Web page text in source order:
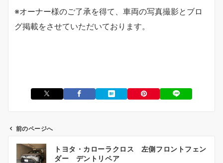
※オーナー様のご了承を得て、車両の写真撮影とブロ
グ掲載をさせていただいております。
前のページへ
トヨタ・カローラクロス 左側フロントフェン
ダー デントリペア